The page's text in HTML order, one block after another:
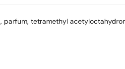
parfum, tetramethyl